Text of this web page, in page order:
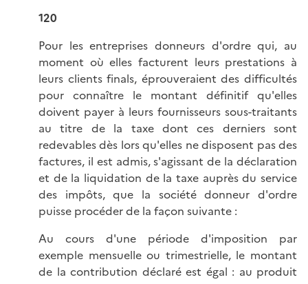
120
Pour les entreprises donneurs d'ordre qui, au
moment où elles facturent leurs prestations à
leurs clients finals, éprouveraient des difficultés
pour connaître le montant définitif qu'elles
doivent payer à leurs fournisseurs sous-traitants
au titre de la taxe dont ces derniers sont
redevables dès lors qu'elles ne disposent pas des
factures, il est admis, s'agissant de la déclaration
et de la liquidation de la taxe auprès du service
des impôts, que la société donneur d'ordre
puisse procéder de la façon suivante :
Au cours d'une période d'imposition par
exemple mensuelle ou trimestrielle, le montant
de la contribution déclaré est égal : au produit